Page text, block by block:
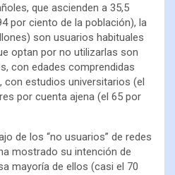
que ascienden a 35,5
por ciento de la población), la
son usuarios habituales
optan por no utilizarlas son
con edades comprendidas
con estudios universitarios (el
por cuenta ajena (el 65 por
de los “no usuarios” de redes
mostrado su intención de
mayoría de ellos (casi el 70